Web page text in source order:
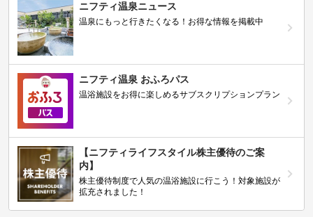
ニフティ温泉ニュース
温泉にもっと行きたくなる！お得な情報を掲載中
ニフティ温泉 おふろパス
温浴施設をお得に楽しめるサブスクリプションプラン
【ニフティライフスタイル株主優待のご案
内】
株主優待制度で人気の温浴施設に行こう！対象施設が
拡充されました！